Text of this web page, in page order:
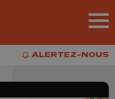
ALERTEZ-NOUS
ALERTEZ-NOUS